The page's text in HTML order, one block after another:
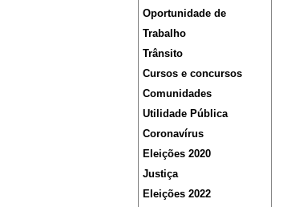
Oportunidade de
Trabalho
Trânsito
Cursos e concursos
Comunidades
Utilidade Pública
Coronavírus
Eleições 2020
Justiça
Eleições 2022